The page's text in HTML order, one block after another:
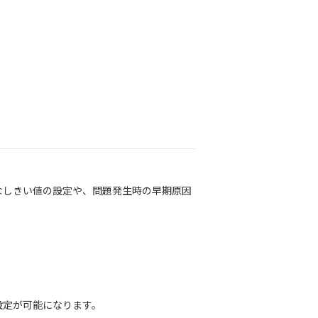
きい値の設定や、問題発生時の早期原因
が可能になります。